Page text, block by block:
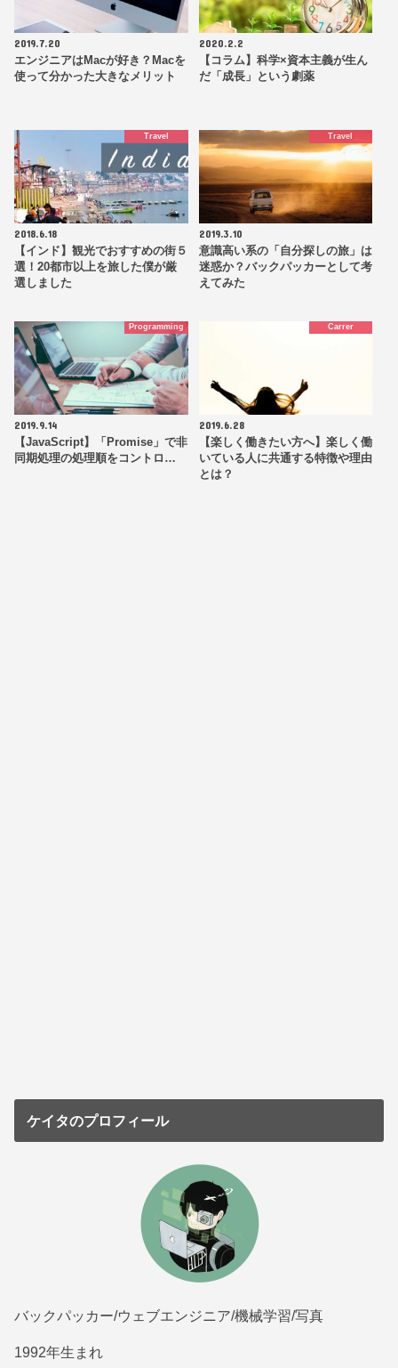
2019.7.20
エンジニアはMacが好き？Macを
使って分かった大きなメリット
2020.2.2
【コラム】科学×資本主義が生ん
だ「成長」という劇薬
Travel
2018.6.18
【インド】観光でおすすめの街５
選！20都市以上を旅した僕が厳
選しました
Travel
2019.3.10
意識高い系の「自分探しの旅」は
迷惑か？バックパッカーとして考
えてみた
Programming
2019.9.14
【JavaScript】「Promise」で非
同期処理の処理順をコントロ…
Carrer
2019.6.28
【楽しく働きたい方へ】楽しく働
いている人に共通する特徴や理由
とは？
ケイタのプロフィール
バックパッカー/ウェブエンジニア/機械学習/写真
1992年生まれ